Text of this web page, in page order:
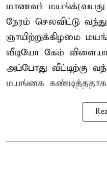
மாணவர் மயங்க்(வயது
நேரம் செலவிட்டு
ஞாயிற்றுக்கிழமை
வீடியோ கேம்
அப்போது வீட்டிற்கு
மயங்கை கண்டித்ததாக